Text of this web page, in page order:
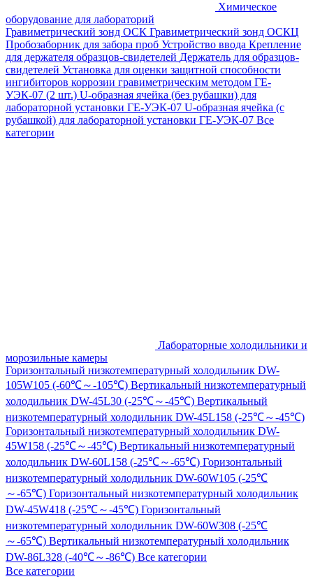
Химическое
оборудование для лабораторий
Гравиметрический зонд ОСК Гравиметрический зонд ОСКЦ
Пробозаборник для забора проб Устройство ввода Крепление
для держателя образцов-свидетелей Держатель для образцов-
свидетелей Установка для оценки защитной способности
ингибиторов коррозии гравиметрическим методом ГЕ-
УЭК-07 (2 шт.) U-образная ячейка (без рубашки) для
лабораторной установки ГЕ-УЭК-07 U-образная ячейка (с
рубашкой) для лабораторной установки ГЕ-УЭК-07 Все
категории
Лабораторные холодильники и
морозильные камеры
Горизонтальный низкотемпературный холодильник DW-
105W105 (-60℃～-105℃) Вертикальный низкотемпературный
холодильник DW-45L30 (-25℃～-45℃) Вертикальный
низкотемпературный холодильник DW-45L158 (-25℃～-45℃)
Горизонтальный низкотемпературный холодильник DW-
45W158 (-25℃～-45℃) Вертикальный низкотемпературный
холодильник DW-60L158 (-25℃～-65℃) Горизонтальный
низкотемпературный холодильник DW-60W105 (-25℃
～-65℃) Горизонтальный низкотемпературный холодильник
DW-45W418 (-25℃～-45℃) Горизонтальный
низкотемпературный холодильник DW-60W308 (-25℃
～-65℃) Вертикальный низкотемпературный холодильник
DW-86L328 (-40℃～-86℃) Все категории
Все категории